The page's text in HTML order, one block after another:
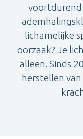
voortdurend
lichamelijke
oorzaak? Je
alleen. Sinds
herstellen